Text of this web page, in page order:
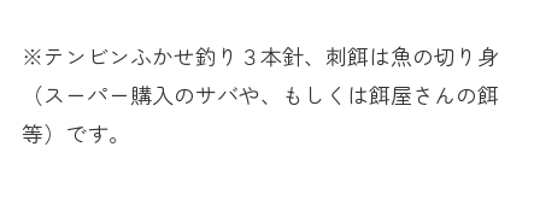
※テンビンふかせ釣り３本針、刺餌は魚の切り身
（スーパー購入のサバや、もしくは餌屋さんの餌
等）です。